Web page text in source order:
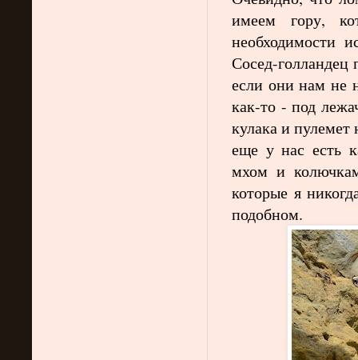
имеем гору,
необходимости
Сосед-
если они нам не
как-то - под
кулака и
еще у нас есть
мхом и
которые я
подобном.